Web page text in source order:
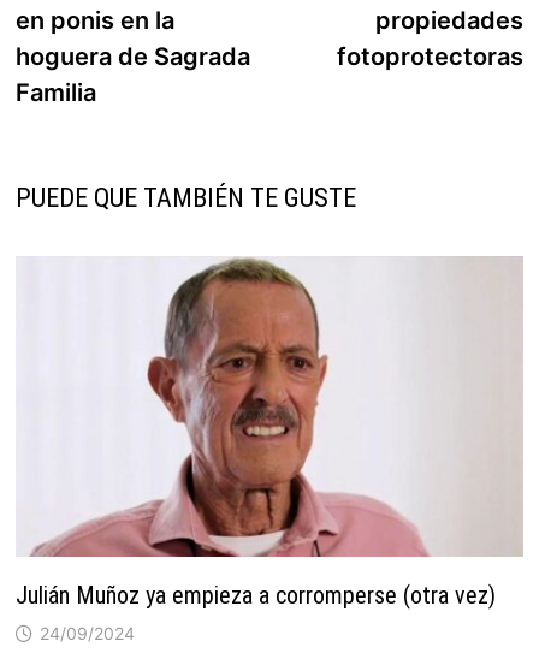
en ponis en la
hoguera de Sagrada
Familia
propiedades
fotoprotectoras
PUEDE QUE TAMBIÉN TE GUSTE
Julián Muñoz ya empieza a corromperse (otra vez)
24/09/2024